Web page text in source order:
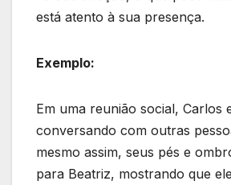
está atento à sua presença.
Exemplo:
Em uma reunião social, Carlos
conversando com outras
mesmo assim, seus pés e
para Beatriz, mostrando que